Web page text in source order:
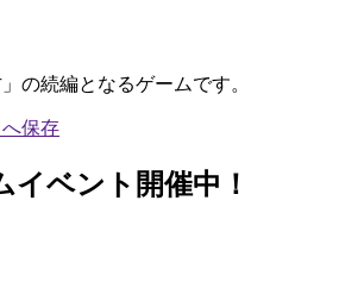
」の続編となるゲームです。
イベント開催中！